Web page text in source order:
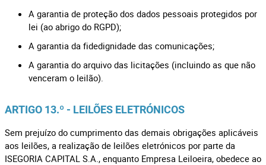
A garantia de proteção dos dados pessoais protegidos por
lei (ao abrigo do RGPD);
A garantia da fidedignidade das comunicações;
A garantia do arquivo das licitações (incluindo as que não
venceram o leilão).
ARTIGO 13.º - LEILÕES ELETRÓNICOS
Sem prejuízo do cumprimento das demais obrigações aplicáveis
aos leilões, a realização de leilões eletrónicos por parte da
ISEGORIA CAPITAL S.A., enquanto Empresa Leiloeira, obedece ao